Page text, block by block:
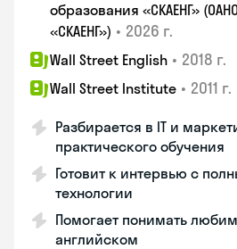
образования «СКАЕНГ»
«СКАЕНГ») • 2026 г.
Wall Street English • 2018 г.
Wall Street Institute • 2011 г.
Разбирается в IT и
практического обучения
Готовит к интервью с
технологии
Помогает понимать
английском